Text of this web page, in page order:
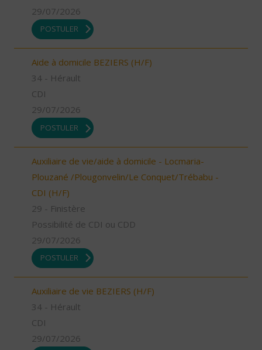
29/07/2026
POSTULER
Aide à domicile BEZIERS (H/F)
34 - Hérault
CDI
29/07/2026
POSTULER
Auxiliaire de vie/aide à domicile - Locmaria-
Plouzané /Plougonvelin/Le Conquet/Trébabu -
CDI (H/F)
29 - Finistère
Possibilité de CDI ou CDD
29/07/2026
POSTULER
Auxiliaire de vie BEZIERS (H/F)
34 - Hérault
CDI
29/07/2026